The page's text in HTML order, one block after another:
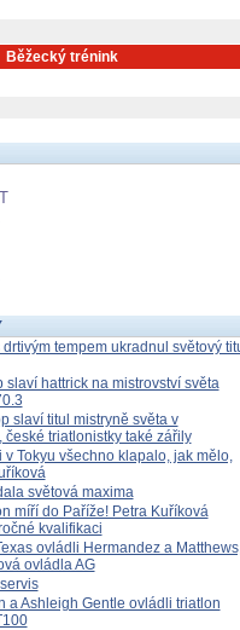
Běžecký trénink
tempem ukradnul světový
slaví hattrick na mistrovství světa
slaví titul mistryně světa v
české triatlonistky také zářily
v Tokyu všechno klapalo, jak mělo,
světová maxima
míří do Paříže! Petra Kuříková
kvalifikaci
ovládli Hermandez a
ovládla AG
a Ashleigh Gentle ovládli triatlon